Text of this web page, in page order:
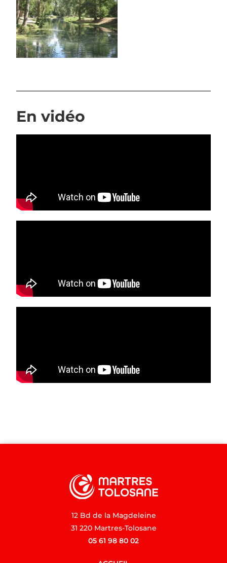
En vidéo
12 Bd de la Magdeleine
31 220 Martres-Tolosane
05 61 98 80 02